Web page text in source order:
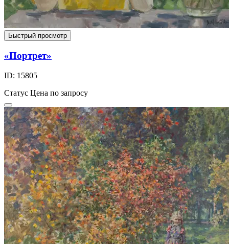
Быстрый просмотр
«Портрет»
ID: 15805
Статус Цена по запросу